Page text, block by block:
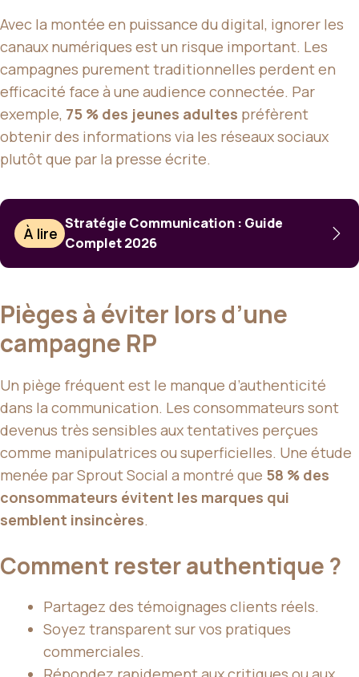
Avec la montée en puissance du digital, ignorer les
canaux numériques est un risque important. Les
campagnes purement traditionnelles perdent en
efficacité face à une audience connectée. Par
exemple, 75 % des jeunes adultes préfèrent
obtenir des informations via les réseaux sociaux
plutôt que par la presse écrite.
À lire
Stratégie Communication : Guide
Complet 2026
Pièges à éviter lors d’une
campagne RP
Un piège fréquent est le manque d’authenticité
dans la communication. Les consommateurs sont
devenus très sensibles aux tentatives perçues
comme manipulatrices ou superficielles. Une étude
menée par Sprout Social a montré que 58 % des
consommateurs évitent les marques qui
semblent insincères.
Comment rester authentique ?
Partagez des témoignages clients réels.
Soyez transparent sur vos pratiques
commerciales.